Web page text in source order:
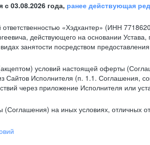
03.08.2026 года, ранее действующая
«Хэдхантер» (ИНН
действующего на основании
занятости посредством
условий настоящей оферты
Сайтов Исполнителя (п. 1.1. Соглашения,
через приложение Исполнителя или
на иных условиях, отличных